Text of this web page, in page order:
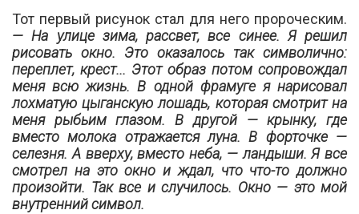
Тот первый рисунок стал для него пророческим.
— На улице зима, рассвет, все синее. Я решил
рисовать окно. Это оказалось так символично:
переплет, крест... Этот образ потом сопровождал
меня всю жизнь. В одной фрамуге я нарисовал
лохматую цыганскую лошадь, которая смотрит на
меня рыбьим глазом. В другой — крынку, где
вместо молока отражается луна. В форточке —
селезня. А вверху, вместо неба, — ландыши. Я все
смотрел на это окно и ждал, что что-то должно
произойти. Так все и случилось. Окно — это мой
внутренний символ.